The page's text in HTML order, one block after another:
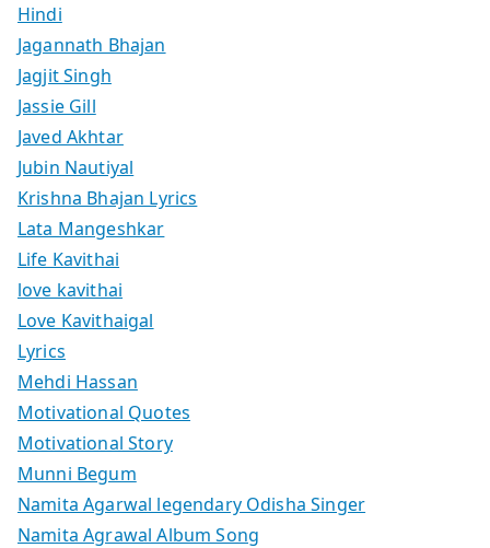
Hindi
Jagannath Bhajan
Jagjit Singh
Jassie Gill
Javed Akhtar
Jubin Nautiyal
Krishna Bhajan Lyrics
Lata Mangeshkar
Life Kavithai
love kavithai
Love Kavithaigal
Lyrics
Mehdi Hassan
Motivational Quotes
Motivational Story
Munni Begum
Namita Agarwal legendary Odisha Singer
Namita Agrawal Album Song